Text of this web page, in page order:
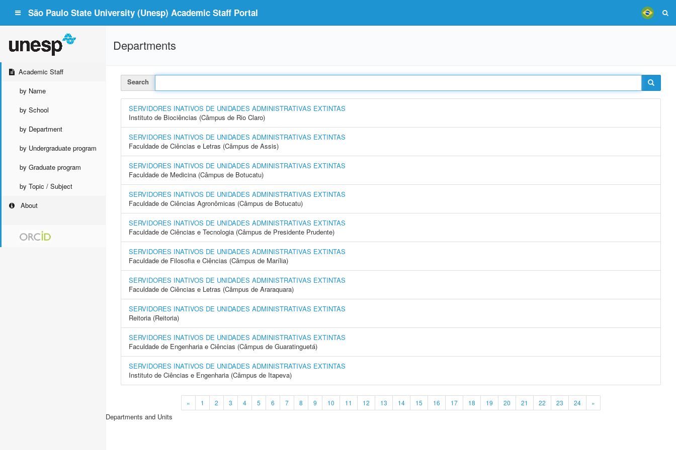
São Paulo State University (Unesp) Academic Staff Portal
Academic Staff
by Name
by School
by Department
by Undergraduate program
by Graduate program
by Topic / Subject
About
Departments
Search
SERVIDORES INATIVOS DE UNIDADES ADMINISTRATIVAS EXTINTAS
Instituto de Biociências (Câmpus de Rio Claro)
SERVIDORES INATIVOS DE UNIDADES ADMINISTRATIVAS EXTINTAS
Faculdade de Ciências e Letras (Câmpus de Assis)
SERVIDORES INATIVOS DE UNIDADES ADMINISTRATIVAS EXTINTAS
Faculdade de Medicina (Câmpus de Botucatu)
SERVIDORES INATIVOS DE UNIDADES ADMINISTRATIVAS EXTINTAS
Faculdade de Ciências Agronômicas (Câmpus de Botucatu)
SERVIDORES INATIVOS DE UNIDADES ADMINISTRATIVAS EXTINTAS
Faculdade de Ciências e Tecnologia (Câmpus de Presidente Prudente)
SERVIDORES INATIVOS DE UNIDADES ADMINISTRATIVAS EXTINTAS
Faculdade de Filosofia e Ciências (Câmpus de Marília)
SERVIDORES INATIVOS DE UNIDADES ADMINISTRATIVAS EXTINTAS
Faculdade de Ciências e Letras (Câmpus de Araraquara)
SERVIDORES INATIVOS DE UNIDADES ADMINISTRATIVAS EXTINTAS
Reitoria (Reitoria)
SERVIDORES INATIVOS DE UNIDADES ADMINISTRATIVAS EXTINTAS
Faculdade de Engenharia e Ciências (Câmpus de Guaratinguetá)
SERVIDORES INATIVOS DE UNIDADES ADMINISTRATIVAS EXTINTAS
Instituto de Ciências e Engenharia (Câmpus de Itapeva)
« 1 2 3 4 5 6 7 8 9 10 11 12 13 14 15 16 17 18 19 20 21 22 23 24 »
Departments and Units